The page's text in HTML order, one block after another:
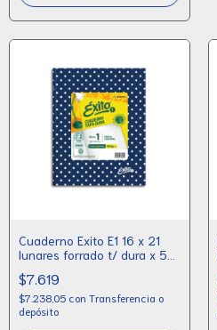
Cuaderno Exito E1 16 x 21
lunares forrado t/ dura x 50
$7.619
$7.238,05 con Transferencia o
depósito